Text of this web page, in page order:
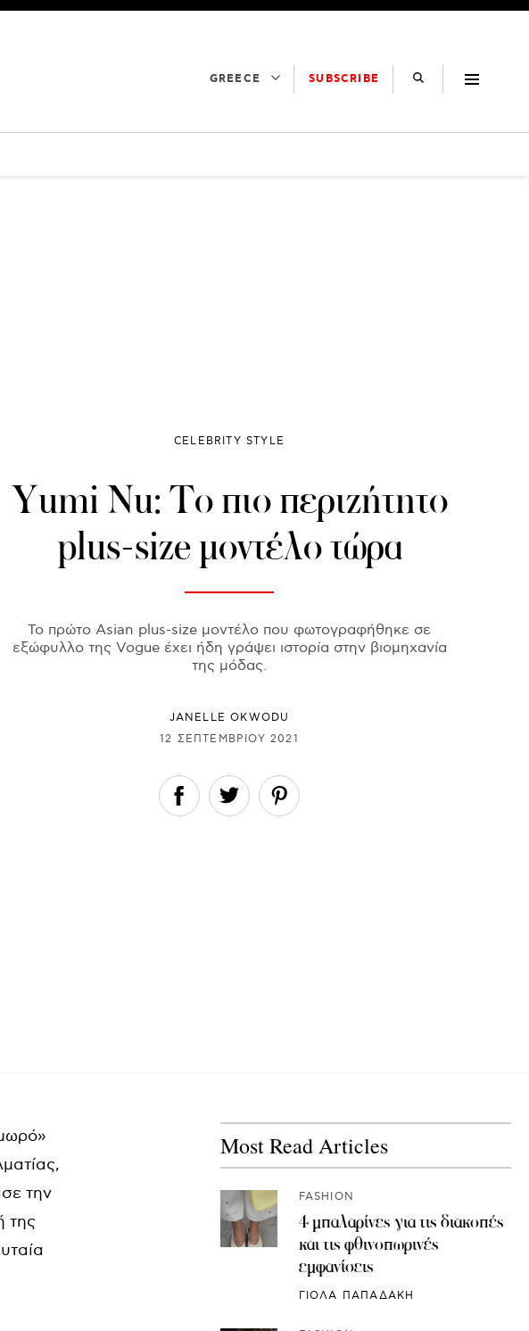
GREECE SUBSCRIBE
CELEBRITY STYLE
Yumi Nu: Το πιο περιζήτητο
plus-size μοντέλο τώρα
Το πρώτο Asian plus-size μοντέλο που φωτογραφήθηκε σε
εξώφυλλο της Vogue έχει ήδη γράψει ιστορία στην βιομηχανία
της μόδας.
JANELLE OKWODU
12 ΣΕΠΤΕΜΒΡΊΟΥ 2021
την
της
Most Read Articles
FASHION
4 μπαλαρίνες για τις διακοπές
και τις φθινοπωρινές
εμφανίσεις
ΓΙΟΛΑ ΠΑΠΑΔΑΚΗ